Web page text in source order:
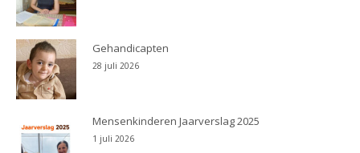
Gehandicapten
28 juli 2026
Mensenkinderen Jaarverslag 2025
1 juli 2026